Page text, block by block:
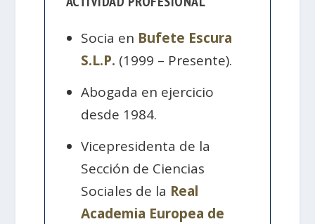
Socia en Bufete Escura
S.L.P. (1999 – Presente).
Abogada en ejercicio
desde 1984.
Vicepresidenta de la
Sección de Ciencias
Sociales de la Real
Academia Europea de